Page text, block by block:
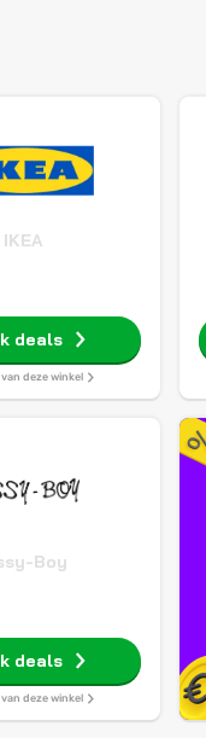
IKEA
deals
van deze winkel
Boy
deals
van deze winkel